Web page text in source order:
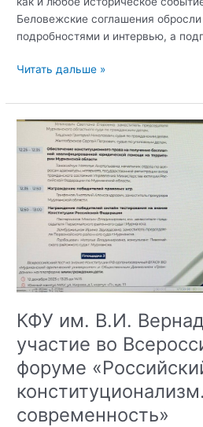
Беловежские соглашения
подробностями и интервью, а
В
федеральном
университете
прошла
викторина,
приуроченная
ко
дню
Беловежских
соглашений
Читать дальше »
КФУ им. В.И.
участие во
форуме
современность»